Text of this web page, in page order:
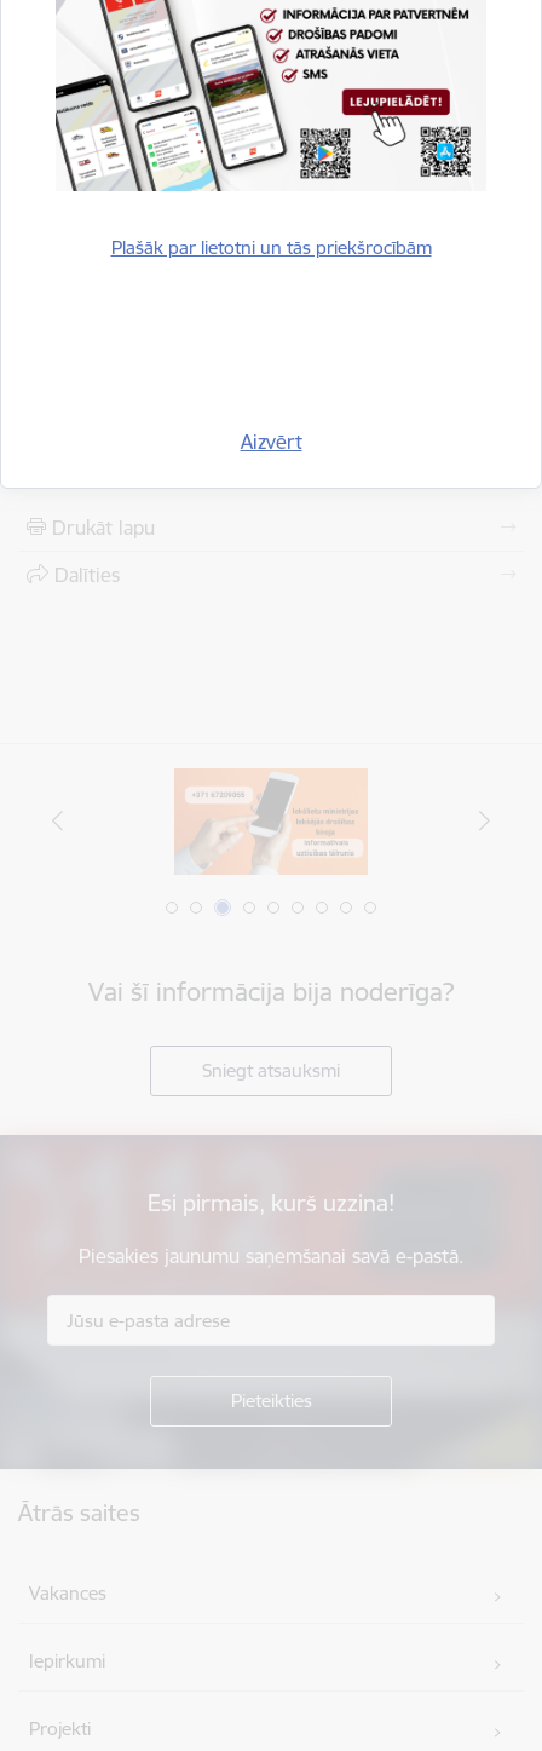
Plašāk par lietotni un tās priekšrocībām
Aizvērt
Vakar plkst. 23.29 VUGD saņēma izsaukumu uz Cēsu novada
Līgatnes pagastu, kur vieglā automašīna iebraukusi grāvī.
Ugunsdzēsēji glābēji izglāba vienu cilvēku, kuru nodeva
Neatliekamās medicīniskās palīdzības dienesta mediķiem.
Notikuma vietā atvienotas automašīnas akumulatora
klemmes. Plkst. 00.33 darbs notikuma vietā noslēdzās.
VUGD Prevencijas pārvaldes Sabiedrības izglītošanas un
Drukāt lapu
Dalīties
Vai šī informācija bija noderīga?
Sniegt atsauksmi
Esi pirmais, kurš uzzina!
Piesakies jaunumu saņemšanai savā e-pastā.
Ātrās saites
Vakances
Iepirkumi
Projekti